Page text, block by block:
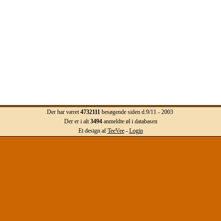
Der har været4732111 besøgende siden d.9/11 - 2003
Der er i alt3494anmeldte øl i databasen
Et design af TeeVee- Login